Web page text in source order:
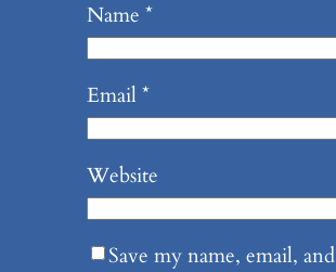
Name *
Email*
Website
Save my name, email, and